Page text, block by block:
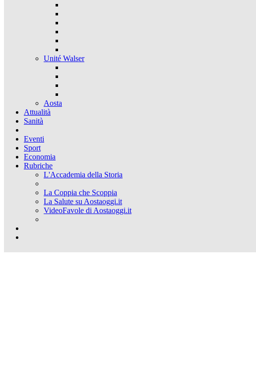
Unité Walser
Aosta
Attualità
Sanità
Eventi
Sport
Economia
Rubriche
L'Accademia della Storia
La Coppia che Scoppia
La Salute su Aostaoggi.it
VideoFavole di Aostaoggi.it